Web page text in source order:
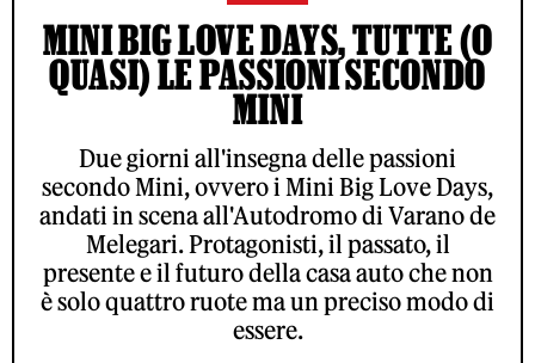
MINI BIG LOVE DAYS, TUTTE (O
QUASI) LE PASSIONI SECONDO
MINI
Due giorni all'insegna delle passioni
secondo Mini, ovvero i Mini Big Love Days,
andati in scena all'Autodromo di Varano de
Melegari. Protagonisti, il passato, il
presente e il futuro della casa auto che non
è solo quattro ruote ma un preciso modo di
essere.